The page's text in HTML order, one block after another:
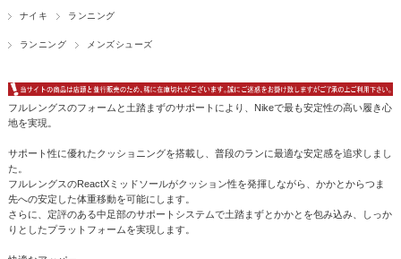
ナイキ ランニング
ランニング メンズシューズ
フルレングスのフォームと土踏まずのサポートにより、Nikeで最も安定性の高い履き心
地を実現。
サポート性に優れたクッショニングを搭載し、普段のランに最適な安定感を追求しまし
た。
フルレングスのReactXミッドソールがクッション性を発揮しながら、かかとからつま
先への安定した体重移動を可能にします。
さらに、定評のある中足部のサポートシステムで土踏まずとかかとを包み込み、しっか
りとしたプラットフォームを実現します。